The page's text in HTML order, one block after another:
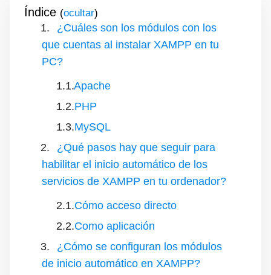
Índice ( )
¿Cuáles son los módulos con los
que cuentas al instalar XAMPP en tu
PC?
Apache
PHP
MySQL
¿Qué pasos hay que seguir para
habilitar el inicio automático de los
servicios de XAMPP en tu ordenador?
Cómo acceso directo
Como aplicación
¿Cómo se configuran los módulos
de inicio automático en XAMPP?